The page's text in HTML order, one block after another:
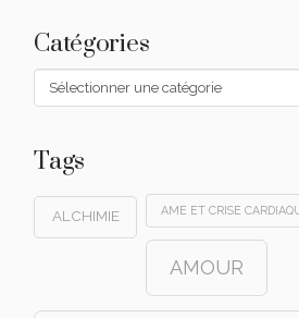
Catégories
Catégories
Tags
ALCHIMIE AME ET CRISE
AMOUR